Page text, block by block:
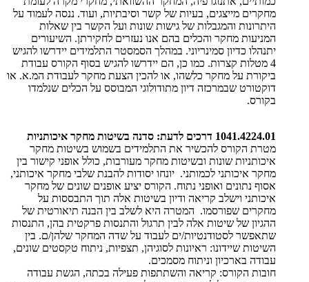
מחקרים מייצגים, בעיות של קשר וסיבתיות, ועוד. ננסה לעמוד על
היתרונות והמגבלות של גישות שונות ועל הקשר בין שאלות
המניעות מחקר והכלים בהם אנו נעזרים לחקירתן. השיעורים
יתנהלו כדיון סמינריוני. במהלך הסמסטר התלמידים יידרשו להגיש
4 מטלות קצרות. כמו כן, הם יידרשו להגיש בסוף הקורס עבודת
ביקורת על מחקר כלשהו, או להכין הצעת מחקר לעבודת המ.א. או
דוקטורט שבמרכזה דיון מתודולוגי המבוסס על הכלים שנלמדו
בקורס.
1041.4224.01 דרכים לדעת: סדנה בשיטות מחקר איכותניות
מטרת הקורס להכשיר את התלמידים בשמוש בשיטות מחקר
איכותניות שונות ובשיטות מחקר מעורבות, כולל אופני קישור בין
מחקר איכותני לכמותני. יונחו יסודות להבנת שלבי מחקר איכותני,
אסוף נתונים ואופני נתוח. הקורס יציע אופנים שונים של מחקר
איכותני וישלב קריאה ודיון בשיטות אלה תוך התבססות על
מחקרים שפורסמו. המטרה היא לשלב בין הבנה תיאורטית של
ההגיון של שיטות אלה לבין תרגול והתנסות פרקטית בהן, התנסות
שתאפשר לסטודנטיות/ים לעבוד על שדה המחקר שלהן/ם. בין
השיטות שיידונו: ראיונות לסוגיהן, תצפיות, ניתוח טקסטים שונים,
עבודה בארכיון וניתוח מסמכים.
חובות הקורס: קריאה והשתתפות פעילה בכתה, הגשת עבודה